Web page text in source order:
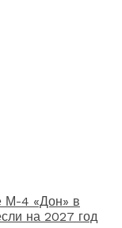
М-4 «Дон» в
на 2027 год